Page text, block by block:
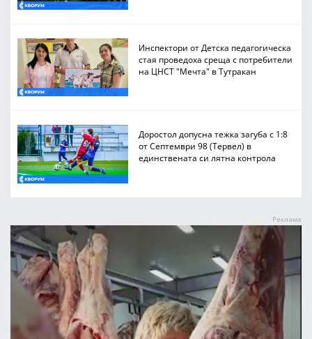
Инспектори от Детска педагогическа
стая проведоха среща с потребители
на ЦНСТ "Мечта" в Тутракан
Доростол допусна тежка загуба с 1:8
от Септември 98 (Тервел) в
единствената си лятна контрола